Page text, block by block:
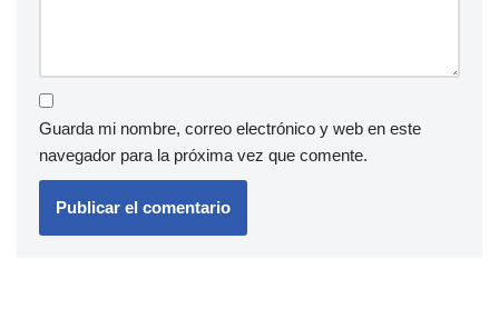
Guarda mi nombre, correo electrónico y web en este
navegador para la próxima vez que comente.